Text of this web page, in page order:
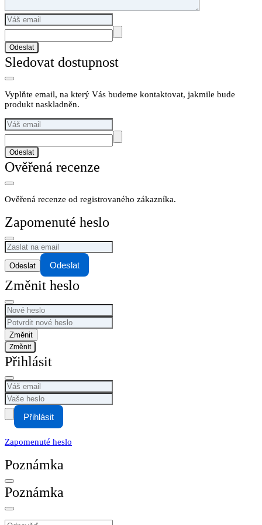
Odeslat
Sledovat dostupnost
Vyplňte email, na který Vás budeme kontaktovat, jakmile bude
produkt naskladněn.
Odeslat
Ověřená recenze
Ověřená recenze od registrovaného zákazníka.
Zapomenuté heslo
Odeslat
Změnit heslo
Změnit
Přihlásit
Přihlásit
Zapomenuté heslo
Poznámka
Poznámka